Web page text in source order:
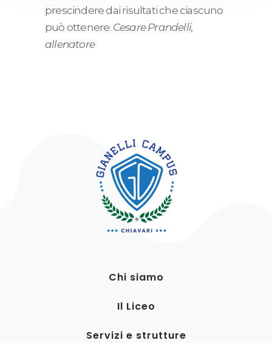
prescindere dai risultati che ciascuno
può ottenere. Cesare Prandelli,
allenatore
Chi siamo
Il Liceo
Servizi e strutture